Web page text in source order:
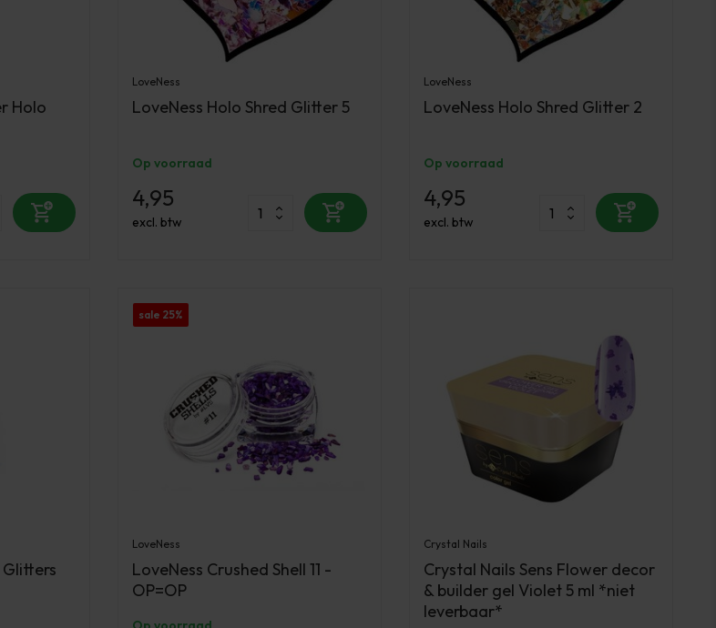
Holo
LoveNess
LoveNess Holo Shred Glitter 5
Op voorraad
4,95
excl. btw
LoveNess
LoveNess Holo Shred Glitter 2
Op voorraad
4,95
excl. btw
sale 25%
LoveNess
LoveNess Crushed Shell 11 -
OP=OP
Crystal Nails
Crystal Nails Sens Flower decor
& builder gel Violet 5 ml *niet
leverbaar*